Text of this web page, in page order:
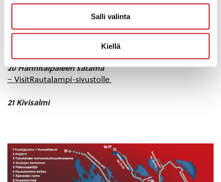
Salli valinta
Kiellä
19 Törmälä
– Linkki Loma- ja kurssikeskus Törmälän kotisivuille
20 Hanhitaipaleen satama
– VisitRautalampi-sivustolle
21 Kivisalmi